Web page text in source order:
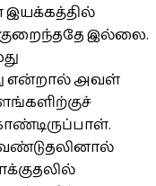
இயக்கத்தில்
இல்லை.
என்றால் அவள்